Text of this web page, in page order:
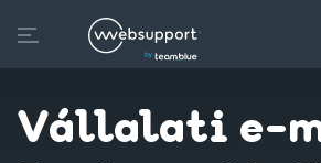
Skip
Vállalati e-